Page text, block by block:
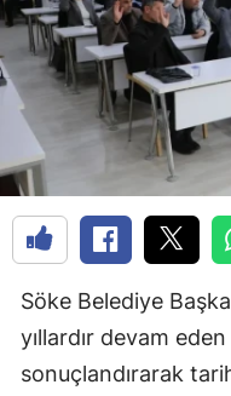
Söke Belediye
yıllardır devam eden
sonuçlandırarak